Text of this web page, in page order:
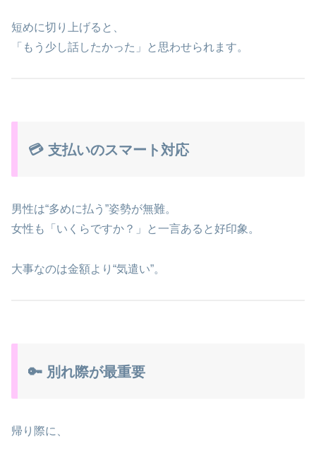
短めに切り上げると、
「もう少し話したかった」と思わせられます。
💳 支払いのスマート対応
男性は“多めに払う”姿勢が無難。
女性も「いくらですか？」と一言あると好印象。
大事なのは金額より“気遣い”。
🔑 別れ際が最重要
帰り際に、